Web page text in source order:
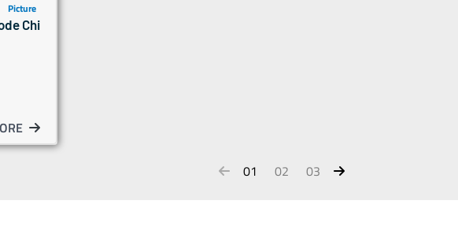
Picture
Chi
01 02 03